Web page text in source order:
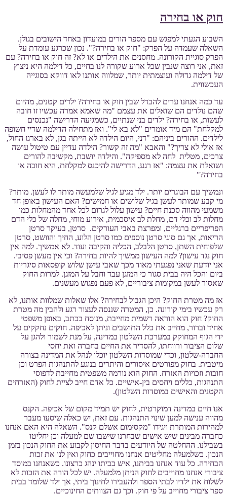
חוק או בחירה
השבוע הגעתי למפגש עם מספר הורים במועדון באחד הישובים בגולן.
השאלה שעמדה על הפרק: "חוק או בחירה?". נכון שכרגע עומדת על
הפרק סוגיית הקורונה. מחסנים את הילדים או לא? זה חוק או בחירה? עם
זאת, אני רוצה שנבין שכל ארוע שקורה לנו בחיים, כל דילמה היא ניצוץ
של דילמה גדולה ועוצמתית יותר, שמלווה אותנו לאו דווקא בסוגייה
העכשווית.
עד כמה אנחנו ערים להבדל שבין חוק או בחירה? ילדים קטנים, מהיום
שהם נולדים הם שואלים את עצמם "מה שאמא אמרה עכשיו זו חובה
לעשות, או בחירה? ילדים בני שנתיים, כשמגיעה הדרישה "נכנסים
למקלחת" הם מיד אומרים "לא בא לי". ואז מתחילה הדילמה שדיי חשופה
לילדים. ההורים ביניהם: "דני, היום הילדה לא הייתה בגן, לא בארגז החול,
אז אולי לא צריך?" והאבא "מה זה קשור? הילדה עדיין עם טיטול עושה
צרכים, מטלית לחה לא מספיקה". והילדה יושבת, מקשיבה להורים
ושואלת את עצמה: "אז רגע, הדרישה להיכנס למקלחת, היא חובה או
בחירה?"
ונמשיך עם הבוגרים יותר. ילד מגיע לגיל שלמעשה מותר לו לעשן. מותר?
מי קבע שמותר לעשן בגיל שלושים או חמישים? האם העישון באופן חד
משמעי מהווה סכנת חיים? עישון עלול לגרום לכל אחד מהמחלות כמו
מחלות לב וכלי דם, מחלת לב איסכמית, אירוע מוחי, מחלה של כלי הדם
הפריפריים ברגליים, ומפרצת באבי העורקים. סרטן, בעיקר סרטן
הריאות, אך גם סוגי סרטן נוספים כמו סרטן הלוע, החיך והוושט, סרטן
שלפוחית השתן, סרטן הלבלב, הכליה והקיבה ועוד. לא אמשיך. למה אין
חוק נגד עישון? למה העישון ממשיך להיות בחירה? וכי אין מעשן פסיבי.
אני יודעת שאני נפגעתי מאוד מכך שאבי עישן שלוש קופסאות סיגריות
ביום והכל היה בבית סגור כי המזגן עבד וחבל על המזגן. למרות החוק
שאסור לעשן במקומות ציבוריים, לא פעם נפגוש מעשנים.
אז מה מטרת החוק? היכן הגבול לבחירה? אלו שאלות שמלוות אותנו, לא
רק עכשיו בימי קורונה. כן, המטרה שננסה לעצור רגע ולהבין מה מטרת
החוק? חוק הוא הוראה רשמית מחייבת, מנוסח בכתב, באופן משפטי
אחיד וברור, מחייב את כלל התושבים וניתן לאכיפה. חוקים נחקקים על
ידי הגוף המחוקק במערכת השלטון במדינה, על מנת לשמור ולהגן על
שלום הציבור ורווחתו, להסדיר את החיים בחברה ואת יחסי
החברה-שלטון, וכדי שמוסדות השלטון יוכלו לנהל את המדינה בצורה
מיטבית. בחוק מפורטים איסורים והיתרים בנוגע להתנהגות הפרט וכן
חובות וזכויות האזרח. החוק הוא נורמה משפטית מחייבת לדפוסי
התנהגות, כללים ויחסים בין-אישיים. כל אדם חייב לציית לחוק (האזרחים
הקטנים והאישים במוסדות השלטון).
אנו חיים במדינה דמוקרטית, לחוק יש תמיד מקום של אכיפה. הקנס
מהווה ענישה למען שינוי התנהגות. עם זאת, יש כאלה שיסעו מעבר
למהירות המותרת ויגידו "מקסימום אשלם קנס". השאלה היא האם אנחנו
כחברה מבינים שיש אישים שבחרנו שישבו שם למעלה וכן יחליטו
בשבילנו. ההחלטה של היודעים בדבר החיסון לקבוע את החוק הנכון בזמן
הנכון. כשלמעלה מחליטים אנחנו מחוייבים כחוק ואין לנו את זכות
הבחירה. כל עוד אנחנו בביתנו, איש בביתו ינהג כרצונו. כשאנחנו במוסד
ציבורי אנחנו מחוייבים לחוק הניתן מלמעלה. יש לכל הורה את הזכות לא
לשלוח את ילדיו לבתי הספר ולהעבירו לחינוך ביתי, אך ילד שלומד בבית
ספר ציבורי מחוייב על פי חוק. וכך גם הצוותים החינוכיים.